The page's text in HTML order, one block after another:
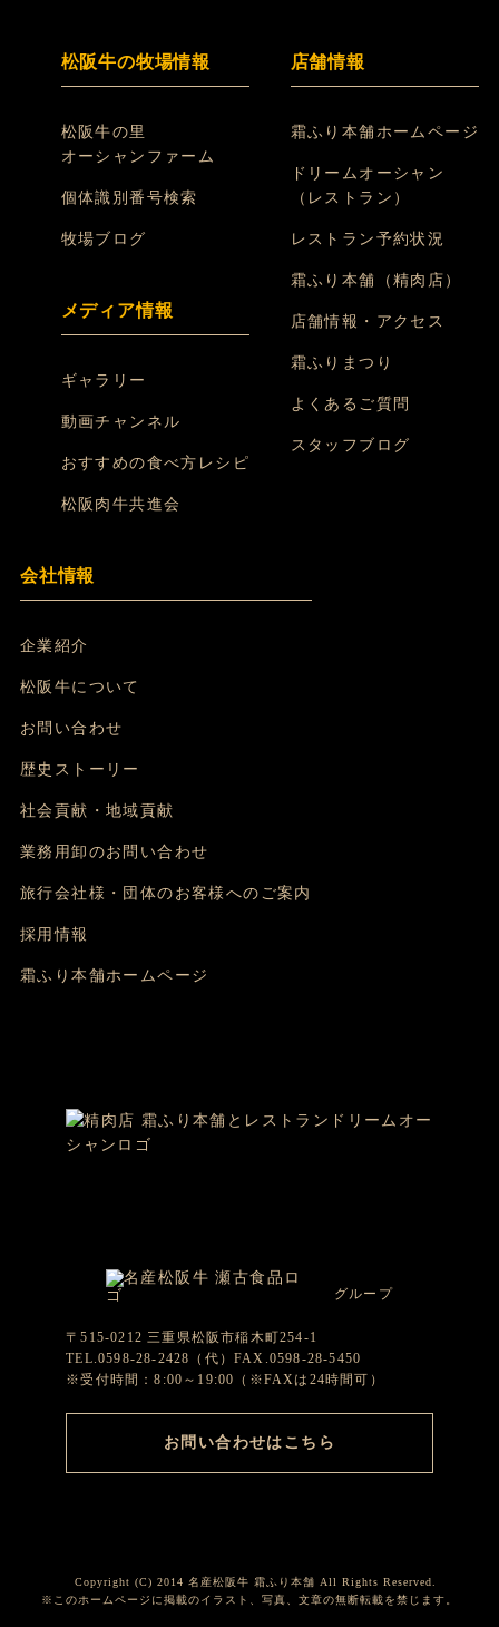
松阪牛の牧場情報
松阪牛の里
オーシャンファーム
個体識別番号検索
牧場ブログ
メディア情報
ギャラリー
動画チャンネル
おすすめの食べ方レシピ
松阪肉牛共進会
店舗情報
霜ふり本舗ホームページ
ドリームオーシャン
（レストラン）
レストラン予約状況
霜ふり本舗（精肉店）
店舗情報・アクセス
霜ふりまつり
よくあるご質問
スタッフブログ
会社情報
企業紹介
松阪牛について
お問い合わせ
歴史ストーリー
社会貢献・地域貢献
業務用卸のお問い合わせ
旅行会社様・団体のお客様へのご案内
採用情報
霜ふり本舗ホームページ
グループ
〒515-0212 三重県松阪市稲木町254-1
TEL.0598-28-2428（代）FAX.0598-28-5450
※受付時間：8:00～19:00（※FAXは24時間可）
お問い合わせはこちら
Copyright (C) 2014 名産松阪牛 霜ふり本舗 All Rights Reserved.
※このホームページに掲載のイラスト、写真、文章の無断転載を禁じます。